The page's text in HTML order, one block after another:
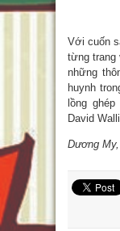
Với cuốn
từng
những
huynh
lồng
David
Dương